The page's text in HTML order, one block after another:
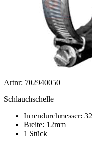
Artnr: 702940050
Schlauchschelle
Innendurchmesser:
Breite: 12mm
1 Stück